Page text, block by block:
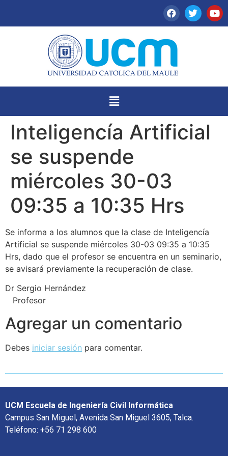
Inteligencía Artificial
se suspende
miércoles 30-03
09:35 a 10:35 Hrs
Se informa a los alumnos que la clase de Inteligencía
Artificial se suspende miércoles 30-03 09:35 a 10:35
Hrs, dado que el profesor se encuentra en un seminario,
se avisará previamente la recuperación de clase.
Dr Sergio Hernández
Profesor
Agregar un comentario
Debes iniciar sesión para comentar.
UCM Escuela de Ingeniería Civil Informática
Campus San Miguel, Avenida San Miguel 3605, Talca.
Teléfono: +56 71 298 600